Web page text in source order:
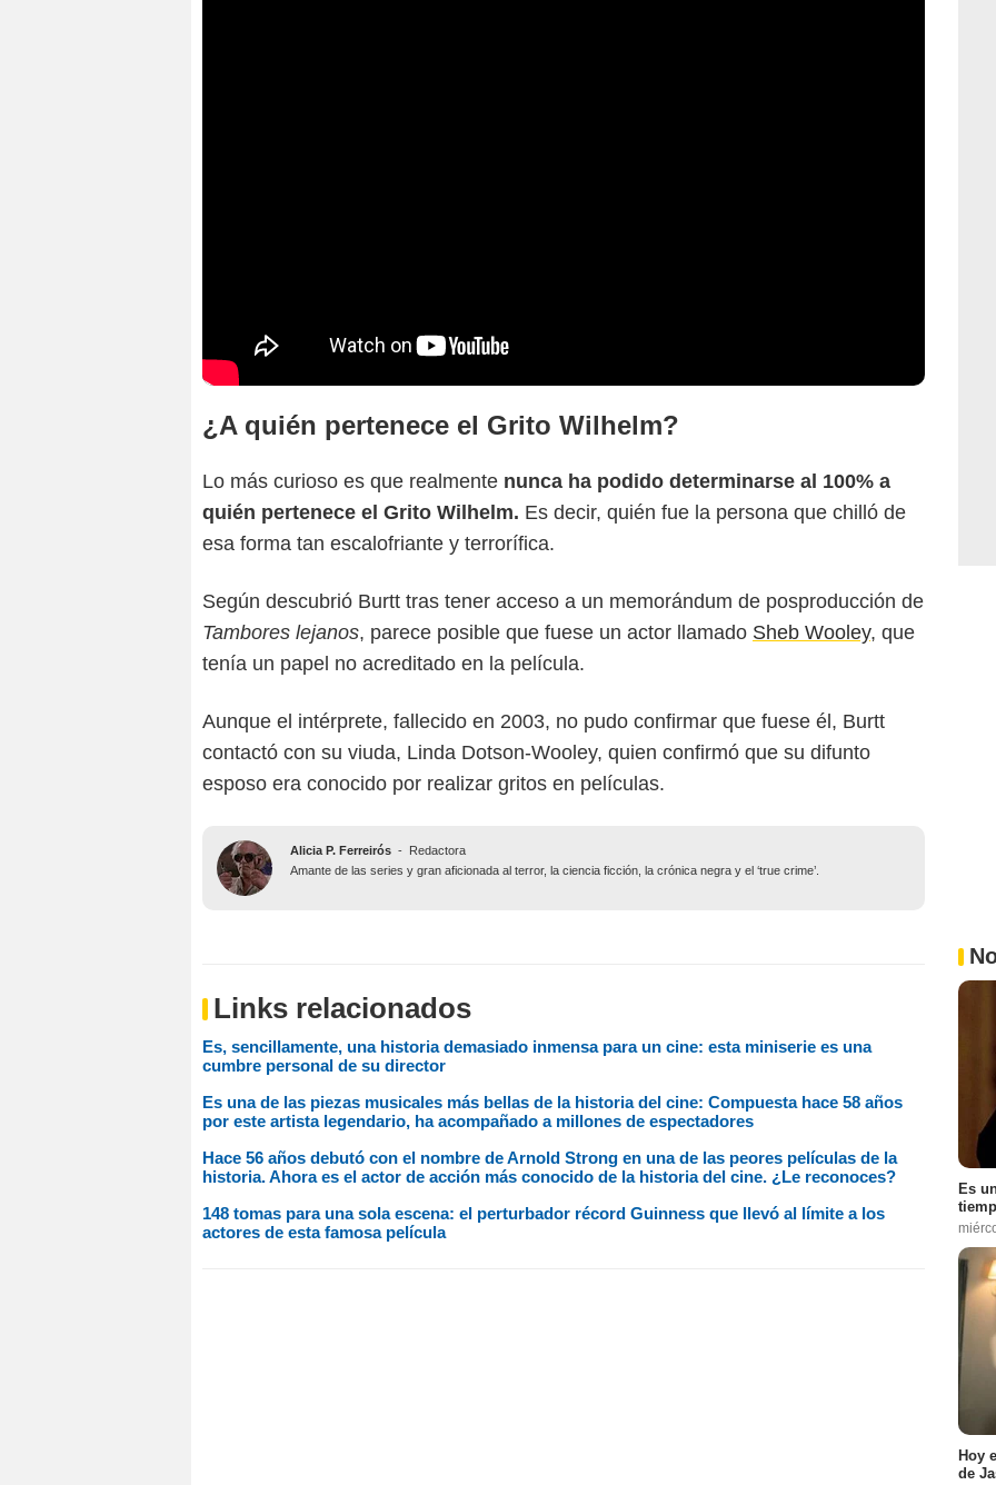
¿A quién pertenece el Grito Wilhelm?
Lo más curioso es que realmente nunca ha podido determinarse al 100% a
quién pertenece el Grito Wilhelm. Es decir, quién fue la persona que chilló de
esa forma tan escalofriante y terrorífica.
Según descubrió Burtt tras tener acceso a un memorándum de posproducción de
Tambores lejanos, parece posible que fuese un actor llamado Sheb Wooley, que
tenía un papel no acreditado en la película.
Aunque el intérprete, fallecido en 2003, no pudo confirmar que fuese él, Burtt
contactó con su viuda, Linda Dotson-Wooley, quien confirmó que su difunto
esposo era conocido por realizar gritos en películas.
Alicia P. Ferreirós - Redactora
Amante de las series y gran aficionada al terror, la ciencia ficción, la crónica negra y el ‘true crime’.
Links relacionados
Es, sencillamente, una historia demasiado inmensa para un cine: esta miniserie es una
cumbre personal de su director
Es una de las piezas musicales más bellas de la historia del cine: Compuesta hace 58 años
por este artista legendario, ha acompañado a millones de espectadores
Hace 56 años debutó con el nombre de Arnold Strong en una de las peores películas de la
historia. Ahora es el actor de acción más conocido de la historia del cine. ¿Le reconoces?
148 tomas para una sola escena: el perturbador récord Guinness que llevó al límite a los
actores de esta famosa película
Es
Hoy
de